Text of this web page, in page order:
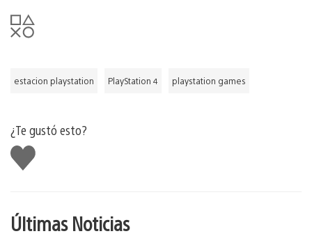
estacion playstation PlayStation 4 playstation games
¿Te gustó esto?
Me
gusta
Últimas Noticias